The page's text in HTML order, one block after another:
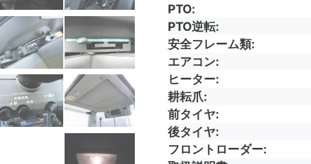
PTO
PTO逆転
安全フレーム類
エアコン
ヒーター
耕耘爪
前タイヤ
後タイヤ
フロントローダー